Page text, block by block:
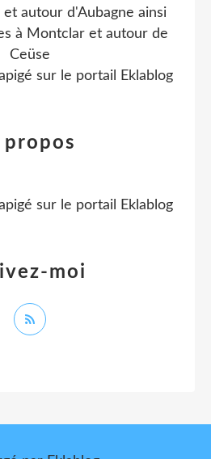
et autour d'Aubagne ainsi
à Montclar et autour de
Ceüse
sur le portail Eklablog
moi
propos
sur le portail Eklablog